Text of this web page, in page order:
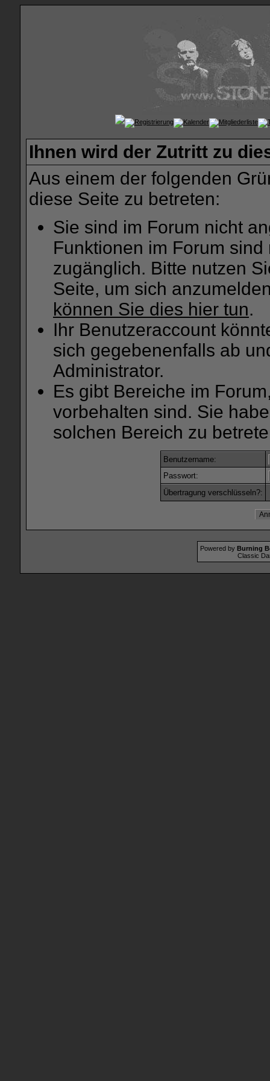
Ihnen wird der Zutritt zu
Aus einem der folgenden
diese Seite zu betreten:
Sie sind im Forum nicht
Funktionen im Forum
zugänglich. Bitte nutzen
Seite, um sich
können Sie dies hier tun.
Ihr Benutzeraccount
sich gegebenenfalls ab
Administrator.
Es gibt Bereiche im
vorbehalten sind. Sie
solchen Bereich zu
Benutzername:
Passwort:
Übertragung verschlüsseln?:
Powered by Burning
Classic